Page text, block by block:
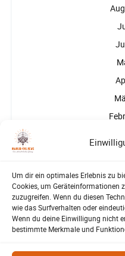
Um dir ein optimales Erlebnis zu
Cookies, um Geräteinformationen
zuzugreifen. Wenn du diesen
wie das Surfverhalten oder
Wenn du deine Einwilligung nicht
bestimmte Merkmale und
Partner, Förderer,